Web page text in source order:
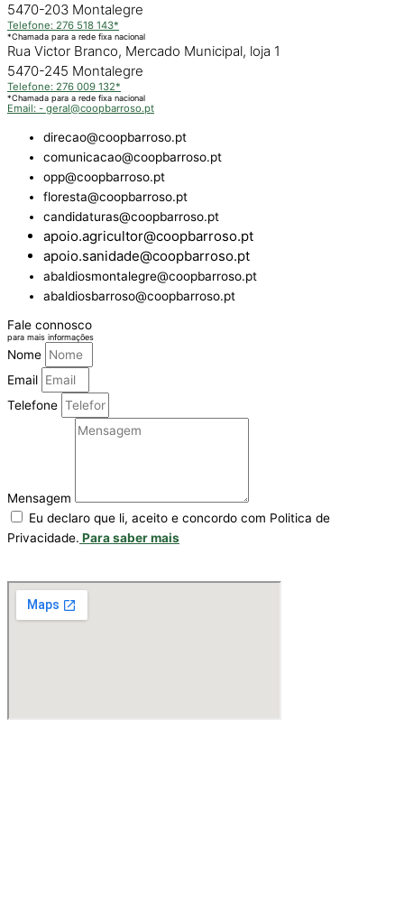
5470-203 Montalegre
Telefone: 276 518 143*
*Chamada para a rede fixa nacional
Rua Victor Branco, Mercado Municipal, loja 1
5470-245 Montalegre
Telefone: 276 009 132*
*Chamada para a rede fixa nacional
Email: - geral@coopbarroso.pt
direcao@coopbarroso.pt
comunicacao@coopbarroso.pt
opp@coopbarroso.pt
floresta@coopbarroso.pt
candidaturas@coopbarroso.pt
apoio.agricultor@coopbarroso.pt
apoio.sanidade@coopbarroso.pt
abaldiosmontalegre@coopbarroso.pt
abaldiosbarroso@coopbarroso.pt
Fale connosco
para mais informações
Nome
Email
Telefone
Mensagem
Eu declaro que li, aceito e concordo com Politica de
Privacidade. Para saber mais